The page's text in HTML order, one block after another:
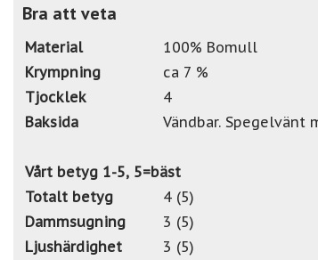
Bra att veta
Material
100% Bomull
Krympning
ca 7 %
Tjocklek
4
Baksida
Vändbar. Spegelvänt
Vårt betyg 1-5, 5=bäst
Totalt betyg
4 (5)
Dammsugning
3 (5)
Ljushärdighet
3 (5)